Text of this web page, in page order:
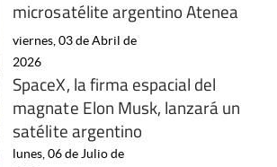
microsatélite argentino Atenea
viernes, 03 de Abril de
2026
SpaceX, la firma espacial del
magnate Elon Musk, lanzará un
satélite argentino
lunes, 06 de Julio de